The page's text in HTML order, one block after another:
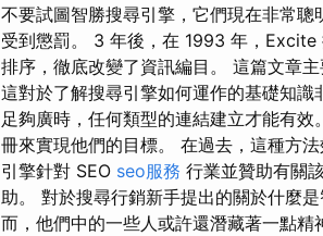
不要試圖智勝搜尋引擎，它們現在非常
受到懲罰。 3 年後，在 1993 年，Excite
排序，徹底改變了資訊編目。 這篇文章
這對於了解搜尋引擎如何運作的基礎知
足夠廣時，任何類型的連結建立才能有
冊來實現他們的目標。 在過去，這種方
引擎針對 SEO seo服務 行業並贊助有關
助。 對於搜尋行銷新手提出的關於什麼
而，他們中的一些人或許還潛藏著一點